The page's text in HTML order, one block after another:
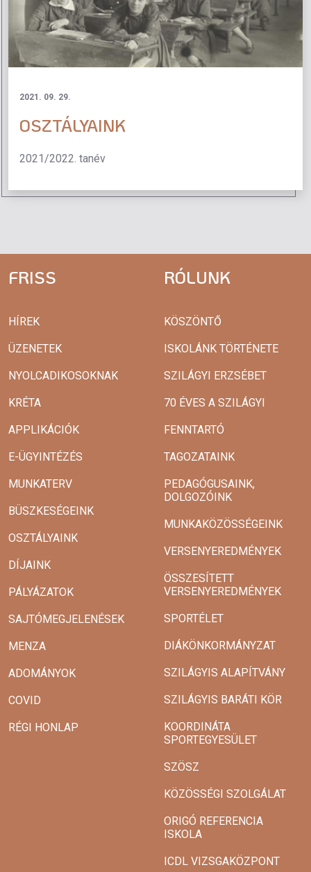
2021. 09. 29.
OSZTÁLYAINK
2021/2022. tanév
FRISS
HÍREK
ÜZENETEK
NYOLCADIKOSOKNAK
KRÉTA
APPLIKÁCIÓK
E-ÜGYINTÉZÉS
MUNKATERV
BÜSZKESÉGEINK
OSZTÁLYAINK
DÍJAINK
PÁLYÁZATOK
SAJTÓMEGJELENÉSEK
MENZA
ADOMÁNYOK
COVID
RÉGI HONLAP
RÓLUNK
KÖSZÖNTŐ
ISKOLÁNK TÖRTÉNETE
SZILÁGYI ERZSÉBET
70 ÉVES A SZILÁGYI
FENNTARTÓ
TAGOZATAINK
PEDAGÓGUSAINK,
DOLGOZÓINK
MUNKAKÖZÖSSÉGEINK
VERSENYEREDMÉNYEK
ÖSSZESÍTETT
VERSENYEREDMÉNYEK
SPORTÉLET
DIÁKÖNKORMÁNYZAT
SZILÁGYIS ALAPÍTVÁNY
SZILÁGYIS BARÁTI KÖR
KOORDINÁTA
SPORTEGYESÜLET
SZÖSZ
KÖZÖSSÉGI SZOLGÁLAT
ORIGÓ REFERENCIA
ISKOLA
ICDL VIZSGAKÖZPONT